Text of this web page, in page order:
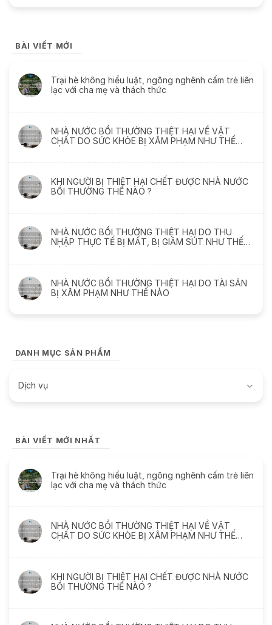
BÀI VIẾT MỚI
Trại hè không hiểu luật, ngông nghênh cấm trẻ liên
lạc với cha mẹ và thách thức
NHÀ NƯỚC BỒI THƯỜNG THIỆT HẠI VỀ VẬT
CHẤT DO SỨC KHỎE BỊ XÂM PHẠM NHƯ THẾ
KHI NGƯỜI BỊ THIỆT HẠI CHẾT ĐƯỢC NHÀ NƯỚC
BỒI THƯỜNG THẾ NÀO ?
NHÀ NƯỚC BỒI THƯỜNG THIỆT HẠI DO THU
NHẬP THỰC TẾ BỊ MẤT, BỊ GIẢM SÚT NHƯ THẾ
NHÀ NƯỚC BỒI THƯỜNG THIỆT HẠI DO TÀI SẢN
BỊ XÂM PHẠM NHƯ THẾ NÀO
DANH MỤC SẢN PHẨM
Dịch vụ
BÀI VIẾT MỚI NHẤT
Trại hè không hiểu luật, ngông nghênh cấm trẻ liên
lạc với cha mẹ và thách thức
NHÀ NƯỚC BỒI THƯỜNG THIỆT HẠI VỀ VẬT
CHẤT DO SỨC KHỎE BỊ XÂM PHẠM NHƯ THẾ
KHI NGƯỜI BỊ THIỆT HẠI CHẾT ĐƯỢC NHÀ NƯỚC
BỒI THƯỜNG THẾ NÀO ?